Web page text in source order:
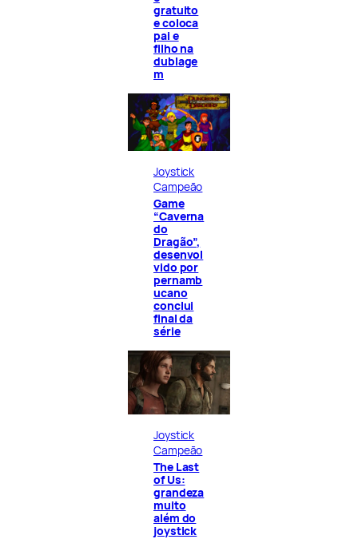
gratuito
e coloca
pai e
filho na
dublage
m
Joystick
Campeão
Game
“Caverna
do
Dragão”,
desenvol
vido por
pernamb
ucano
conclui
final da
série
Joystick
Campeão
The Last
of Us:
grandeza
muito
além do
joystick